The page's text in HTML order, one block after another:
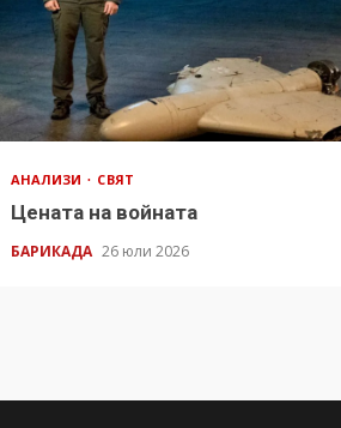
АНАЛИЗИ СВЯТ
Цената на войната
БАРИКАДА 26 юли 2026